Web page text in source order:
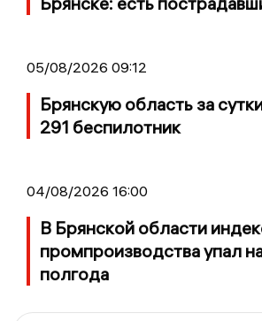
05/08/2026 09:12
Брянскую область за
291 беспилотник
04/08/2026 16:00
В Брянской области
промпроизводства упал
полгода